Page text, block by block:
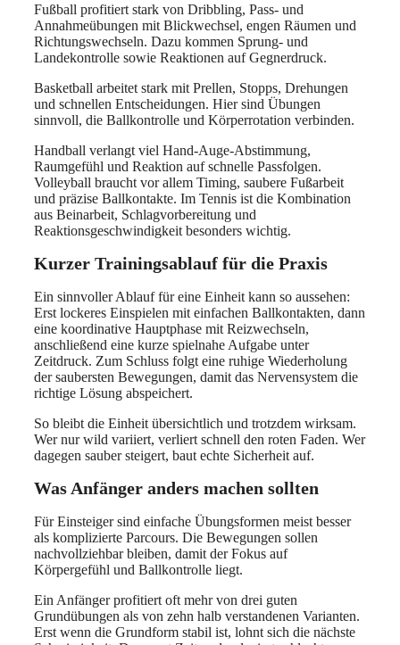
Fußball profitiert stark von Dribbling, Pass- und
Annahmeübungen mit Blickwechsel, engen Räumen und
Richtungswechseln. Dazu kommen Sprung- und
Landekontrolle sowie Reaktionen auf Gegnerdruck.
Basketball arbeitet stark mit Prellen, Stopps, Drehungen
und schnellen Entscheidungen. Hier sind Übungen
sinnvoll, die Ballkontrolle und Körperrotation verbinden.
Handball verlangt viel Hand-Auge-Abstimmung,
Raumgefühl und Reaktion auf schnelle Passfolgen.
Volleyball braucht vor allem Timing, saubere Fußarbeit
und präzise Ballkontakte. Im Tennis ist die Kombination
aus Beinarbeit, Schlagvorbereitung und
Reaktionsgeschwindigkeit besonders wichtig.
Kurzer Trainingsablauf für die Praxis
Ein sinnvoller Ablauf für eine Einheit kann so aussehen:
Erst lockeres Einspielen mit einfachen Ballkontakten, dann
eine koordinative Hauptphase mit Reizwechseln,
anschließend eine kurze spielnahe Aufgabe unter
Zeitdruck. Zum Schluss folgt eine ruhige Wiederholung
der saubersten Bewegungen, damit das Nervensystem die
richtige Lösung abspeichert.
So bleibt die Einheit übersichtlich und trotzdem wirksam.
Wer nur wild variiert, verliert schnell den roten Faden. Wer
dagegen sauber steigert, baut echte Sicherheit auf.
Was Anfänger anders machen sollten
Für Einsteiger sind einfache Übungsformen meist besser
als komplizierte Parcours. Die Bewegungen sollen
nachvollziehbar bleiben, damit der Fokus auf
Körpergefühl und Ballkontrolle liegt.
Ein Anfänger profitiert oft mehr von drei guten
Grundübungen als von zehn halb verstandenen Varianten.
Erst wenn die Grundform stabil ist, lohnt sich die nächste